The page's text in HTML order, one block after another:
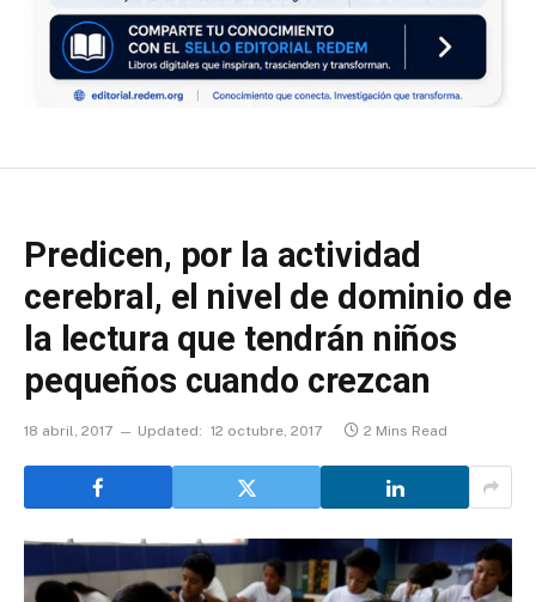
Predicen, por la actividad
cerebral, el nivel de dominio de
la lectura que tendrán niños
pequeños cuando crezcan
18 abril, 2017 Updated: 12 octubre, 2017 2 Mins Read